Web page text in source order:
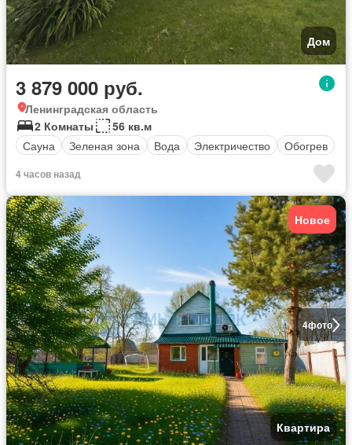
Дом
3 879 000 руб.
Ленинградская область
2 Комнаты
56 кв.м
Сауна
Зеленая зона Вода Электричество Обогрев
4 часов назад
4фото
Новое
Квартира